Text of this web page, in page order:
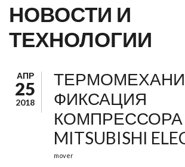
НОВОСТИ И
ТЕХНОЛОГИИ
АПР
25
2018
ФИКСАЦИЯ
КОМПРЕССОРА
MITSUBISHI
mover